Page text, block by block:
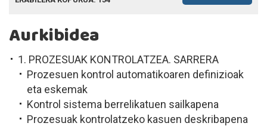
Aurkibidea
1. PROZESUAK KONTROLATZEA. SARRERA
Prozesuen kontrol automatikoaren definizioak
eta eskemak
Kontrol sistema berrelikatuen sailkapena
Prozesuak kontrolatzeko kasuen deskribapena